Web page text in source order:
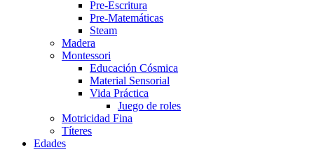
Pre-Escritura
Pre-Matemáticas
Steam
Madera
Montessori
Educación Cósmica
Material Sensorial
Vida Práctica
Juego de roles
Motricidad Fina
Títeres
Edades